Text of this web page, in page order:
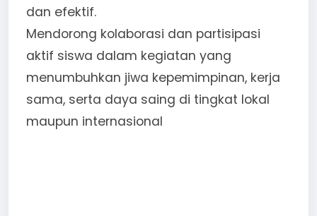
dan efektif.
Mendorong kolaborasi dan partisipasi
aktif siswa dalam kegiatan yang
menumbuhkan jiwa kepemimpinan, kerja
sama, serta daya saing di tingkat lokal
maupun internasional